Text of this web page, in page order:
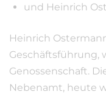
und Heinrich
Heinrich
Geschäftsführung,
Genossenschaft.
Nebenamt, heute